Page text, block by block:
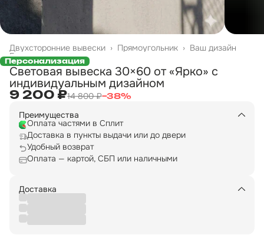
Ваш дизайн
Прямоугольник ›
Двухсторонние вывески ›
Главная ›
Персонализация
Световая вывеска 30×60 от «Ярко» с
индивидуальным дизайном
9 200 ₽14 800 ₽−38%
Преимущества
Оплата частями в Сплит
Доставка в пункты выдачи или до двери
Удобный возврат
Оплата — картой, СБП или наличными
Доставка